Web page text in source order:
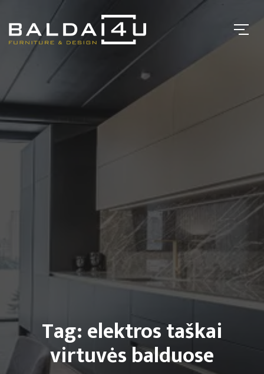
Tag: elektros taškai
virtuvės balduose